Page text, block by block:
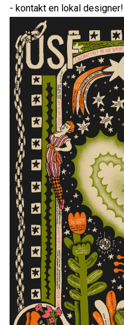
- kontakt en lokal designer!